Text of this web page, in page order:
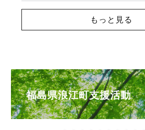
もっと見る
福島県浪江町支援活動